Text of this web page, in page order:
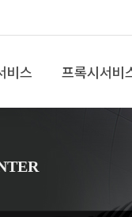
비스 프록시서비